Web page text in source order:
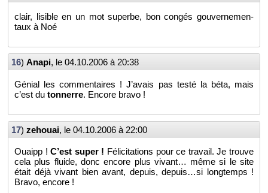
clair, li­sible en un mot su­perbe, bon congés gou­ver­ne­men­
taux à Noé
16) Anapi, le 04.10.2006 à 20:38
Gé­nial les com­men­taires ! J’avais pas testé la béta, mais
c’est du ton­nerre. En­core bravo !
17) ze­houai, le 04.10.2006 à 22:00
Ouaipp !C’est super ! Fé­li­ci­ta­tions pour ce tra­vail. Je trouve
cela plus fluide, donc en­core plus vi­vant… même si le site
était déjà vi­vant bien avant, de­puis, de­puis…si long­temps !
Bravo, en­core !